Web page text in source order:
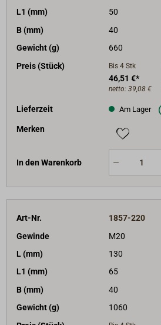
L1 (mm)
50
B (mm)
40
Gewicht (g)
660
Preis (Stück)
Bis 4 Stk
46,51 €*
netto: 39,08 €
Lieferzeit Am Lager
Merken
In den Warenkorb
Art-Nr.
1857-220
Gewinde
M20
L (mm)
130
L1 (mm)
65
B (mm)
40
Gewicht (g)
1060